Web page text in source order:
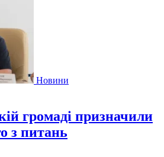
Новини
громаді призначили
з питань